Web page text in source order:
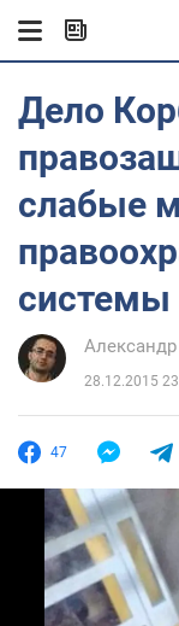
Дело
слабые
системы
28.12.2015
47